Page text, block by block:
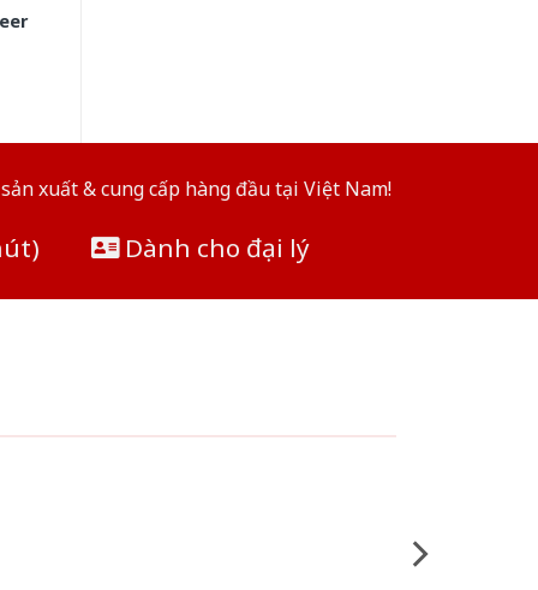
xuất & cung cấp hàng đầu tại Việt Nam!
Dành cho đại lý